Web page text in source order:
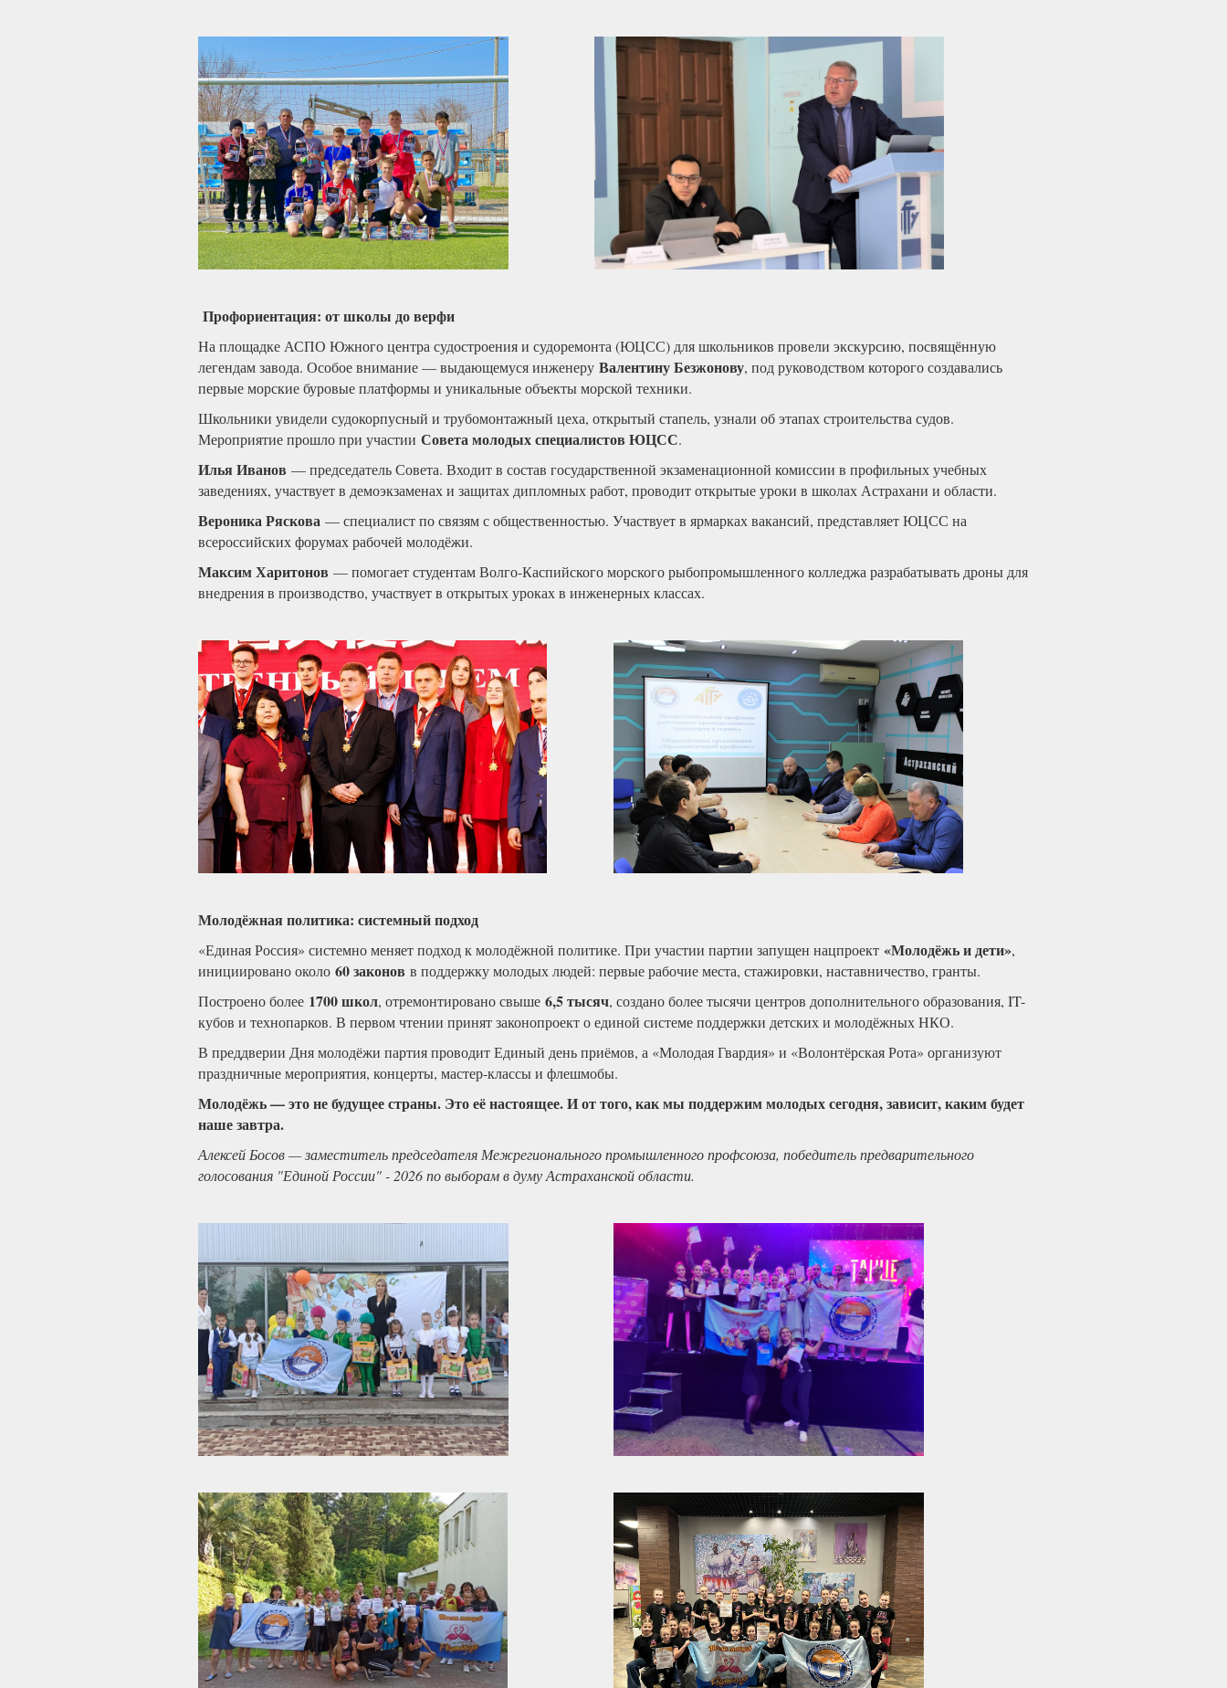
Профориентация: от школы до верфи
На площадке АСПО Южного центра судостроения и судоремонта (ЮЦСС) для школьников провели экскурсию, посвящённую
легендам завода. Особое внимание — выдающемуся инженеру Валентину Безжонову, под руководством которого создавались
первые морские буровые платформы и уникальные объекты морской техники.
Школьники увидели судокорпусный и трубомонтажный цеха, открытый стапель, узнали об этапах строительства судов.
Мероприятие прошло при участии Совета молодых специалистов ЮЦСС.
Илья Иванов — председатель Совета. Входит в состав государственной экзаменационной комиссии в профильных учебных
заведениях, участвует в демоэкзаменах и защитах дипломных работ, проводит открытые уроки в школах Астрахани и области.
Вероника Ряскова — специалист по связям с общественностью. Участвует в ярмарках вакансий, представляет ЮЦСС на
всероссийских форумах рабочей молодёжи.
Максим Харитонов — помогает студентам Волго-Каспийского морского рыбопромышленного колледжа разрабатывать дроны для
внедрения в производство, участвует в открытых уроках в инженерных классах.
Молодёжная политика: системный подход
«Единая Россия» системно меняет подход к молодёжной политике. При участии партии запущен нацпроект «Молодёжь и дети»,
инициировано около 60 законов в поддержку молодых людей: первые рабочие места, стажировки, наставничество, гранты.
Построено более 1700 школ, отремонтировано свыше 6,5 тысяч, создано более тысячи центров дополнительного образования, IT-
кубов и технопарков. В первом чтении принят законопроект о единой системе поддержки детских и молодёжных НКО.
В преддверии Дня молодёжи партия проводит Единый день приёмов, а «Молодая Гвардия» и «Волонтёрская Рота» организуют
праздничные мероприятия, концерты, мастер-классы и флешмобы.
Молодёжь — это не будущее страны. Это её настоящее. И от того, как мы поддержим молодых сегодня, зависит, каким будет
наше завтра.
Алексей Босов — заместитель председателя Межрегионального промышленного профсоюза, победитель предварительного
голосования "Единой России" - 2026 по выборам в думу Астраханской области.